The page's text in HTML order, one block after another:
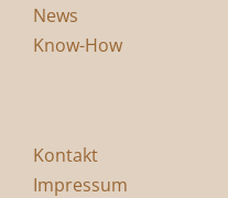
News
Know-How
Kontakt
Impressum